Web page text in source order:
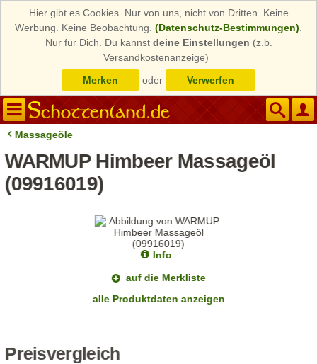
Hier gibt es Cookies. Nur von uns, nicht von Dritten. Keine
Werbung. Keine Beobachtung. (Datenschutz-Bestimmungen)
Nur für Dich. Du kannst deine Einstellungen (z.b.
Versandkostenanzeige)
Merken
oder Verwerfen
Massageöle
WARMUP Himbeer Massageöl
(09916019)
Info
auf die Merkliste
alle Produktdaten anzeigen
Preisvergleich